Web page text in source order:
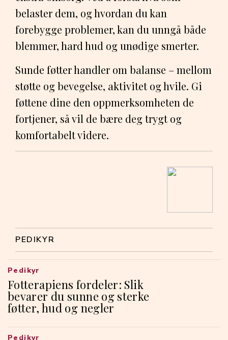
belaster dem, og hvordan du kan
forebygge problemer, kan du unngå både
blemmer, hard hud og unødige smerter.
Sunde føtter handler om balanse – mellom
støtte og bevegelse, aktivitet og hvile. Gi
føttene dine den oppmerksomheten de
fortjener, så vil de bære deg trygt og
komfortabelt videre.
PEDIKYR
Fotterapiens fordeler: Slik
bevarer du sunne og sterke
føtter, hud og negler
Pedikyr
Pedikyr